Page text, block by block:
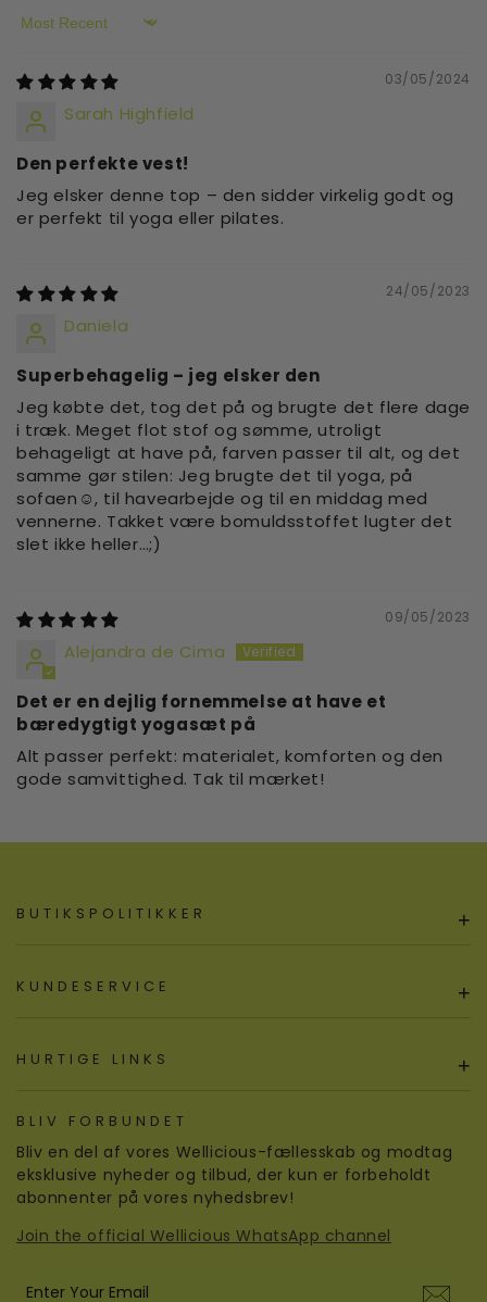
Sort by
03/05/2024
Sarah Highfield
Den perfekte vest!
Jeg elsker denne top – den sidder virkelig godt og
er perfekt til yoga eller pilates.
24/05/2023
Daniela
Superbehagelig – jeg elsker den
Jeg købte det, tog det på og brugte det flere dage
i træk. Meget flot stof og sømme, utroligt
behageligt at have på, farven passer til alt, og det
samme gør stilen: Jeg brugte det til yoga, på
sofaen☺️, til havearbejde og til en middag med
vennerne. Takket være bomuldsstoffet lugter det
slet ikke heller…;)
09/05/2023
Alejandra de Cima
Det er en dejlig fornemmelse at have et
bæredygtigt yogasæt på
Alt passer perfekt: materialet, komforten og den
gode samvittighed. Tak til mærket!
BUTIKSPOLITIKKER +
KUNDESERVICE +
HURTIGE LINKS +
BLIV FORBUNDET
Bliv en del af vores Wellicious-fællesskab og modtag
eksklusive nyheder og tilbud, der kun er forbeholdt
abonnenter på vores nyhedsbrev!
Join the official Wellicious WhatsApp channel
Enter Your Email